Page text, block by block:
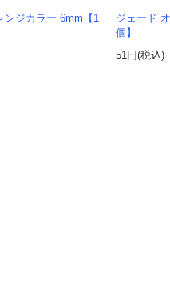
ンジカラー 6mm【1
ジェード
個】
51円(税込)